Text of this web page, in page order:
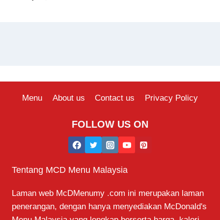
Menu About us Contact us Privacy Policy
FOLLOW US ON
Tentang MCD Menu Malaysia
Laman web McDMenumy .com ini merupakan laman
penerangan, dengan hanya menyediakan McDonald's